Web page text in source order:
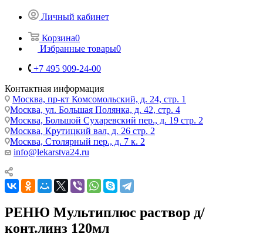
Личный кабинет
Корзина0
Избранные товары0
+7 495 909-24-00
Контактная информация
Москва, пр-кт Комсомольский, д. 24, стр. 1
Москва, ул. Большая Полянка, д. 42, стр. 4
Москва, Большой Сухаревский пер., д. 19 стр. 2
Москва, Крутицкий вал, д. 26 стр. 2
Москва, Столярный пер., д. 7 к. 2
info@lekarstva24.ru
РЕНЮ Мультиплюс раствор д/
конт.линз 120мл